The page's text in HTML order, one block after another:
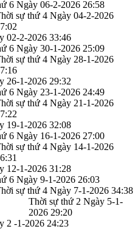
6 Ngày 06-2-2026 26:58
sự thứ 4 Ngày 04-2-2026
02-2-2026 33:46
6 Ngày 30-1-2026 25:09
sự thứ 4 Ngày 28-1-2026
26-1-2026 29:32
6 Ngày 23-1-2026 24:49
sự thứ 4 Ngày 21-1-2026
19-1-2026 32:08
6 Ngày 16-1-2026 27:00
sự thứ 4 Ngày 14-1-2026
12-1-2026 31:28
6 Ngày 9-1-2026 26:03
sự thứ 4 Ngày 7-1-2026 34:38
Thời sự thứ 2 Ngày 5-1-
2026 29:20
2 -1-2026 24:23